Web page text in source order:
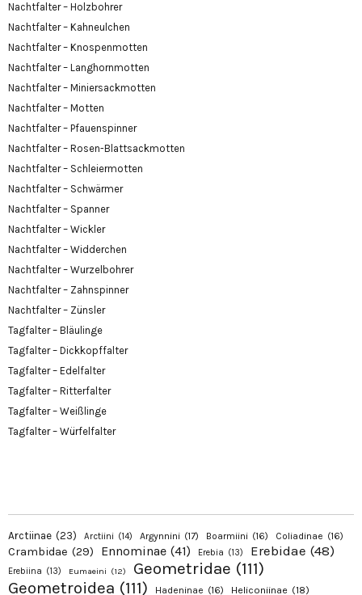
Nachtfalter – Holzbohrer
Nachtfalter – Kahneulchen
Nachtfalter – Knospenmotten
Nachtfalter – Langhornmotten
Nachtfalter – Miniersackmotten
Nachtfalter – Motten
Nachtfalter – Pfauenspinner
Nachtfalter – Rosen-Blattsackmotten
Nachtfalter – Schleiermotten
Nachtfalter – Schwärmer
Nachtfalter – Spanner
Nachtfalter – Wickler
Nachtfalter – Widderchen
Nachtfalter – Wurzelbohrer
Nachtfalter – Zahnspinner
Nachtfalter – Zünsler
Tagfalter – Bläulinge
Tagfalter – Dickkopffalter
Tagfalter – Edelfalter
Tagfalter – Ritterfalter
Tagfalter – Weißlinge
Tagfalter – Würfelfalter
Arctiinae (23) Arctiini (14) Argynnini (17) Boarmiini (16) Coliadinae (16)
Crambidae (29) Ennominae (41) Erebia (13) Erebidae (48)
Erebiina (13) Eumaeini (12) Geometridae (111)
Geometroidea (111) Hadeninae (16) Heliconiinae (18)